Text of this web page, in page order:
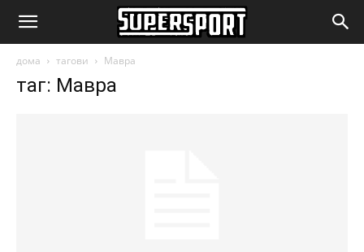
SuperSport.mk
дома тагови Мавра
таг: Мавра